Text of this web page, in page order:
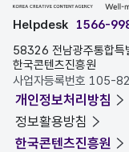
Helpdesk 1566-
58326 전남광주통합특
한국콘텐츠진흥원
사업자등록번호 105-
개인정보처리방침
정보활용방침
한국콘텐츠진흥원